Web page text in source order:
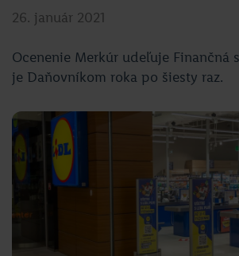
26. január 2021
Ocenenie Merkúr udeľuje Finančná
je Daňovníkom roka po šiesty raz.